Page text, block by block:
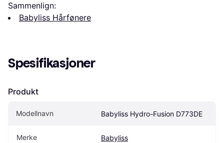
Sammenlign:
Babyliss Hårfønere
Spesifikasjoner
Produkt
Modellnavn Babyliss Hydro-Fusion D773DE
Merke Babyliss